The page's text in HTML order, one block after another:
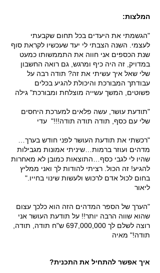
המלצות:
"הגשמתי את היעדים בכל תחום שקבעתי
לעצמי. השנה הצבתי לי יעד שעכשיו לקראת סוף
שנת הכספים אני חווה את התממשותו כמעט
במדויק, זה היה כיף ומרגש, גם רואה החשבון
שלי שאל איך עשיתי את זה? תודה רבה על
עבודתך המבורכת והיכולת להגיע בכלים
פשוטים, המשך עשייה מוצלחת ומבורכת" גילה
"תודעת עושר, עשה פלאים למערכת היחסים
שלי עם כסף, תודה תודה תודה!!!" עדי
"רכשתי את תודעת העושר לפני חודש בערך…
מדהים ועוזר ברמות…שיניתי אמונות מגבילות
שהיו לי לגבי כסף…התוצאות כמובן לא מאחרות
להגיע! זה הכול. רציתי להודות לך ואני ממליץ
בחום לכול אדם לרכוש ולעשות שינוי בחייו."
ליאור
"הערך של הספר המדהים הזה הוא כלכך עצום
שהוא שווה הרבה יותר!! על תודעת העושר אני
רוצה לשלם לך 697,000,000 ש"ח תודה, תודה,
תודה!" מאיה
איך אפשר להתחיל את התכנית?